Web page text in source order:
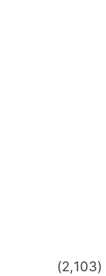
(2,103)